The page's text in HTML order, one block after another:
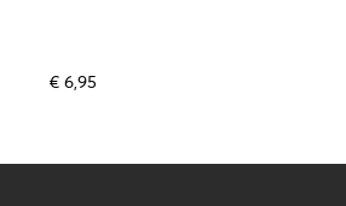
€ 6,95